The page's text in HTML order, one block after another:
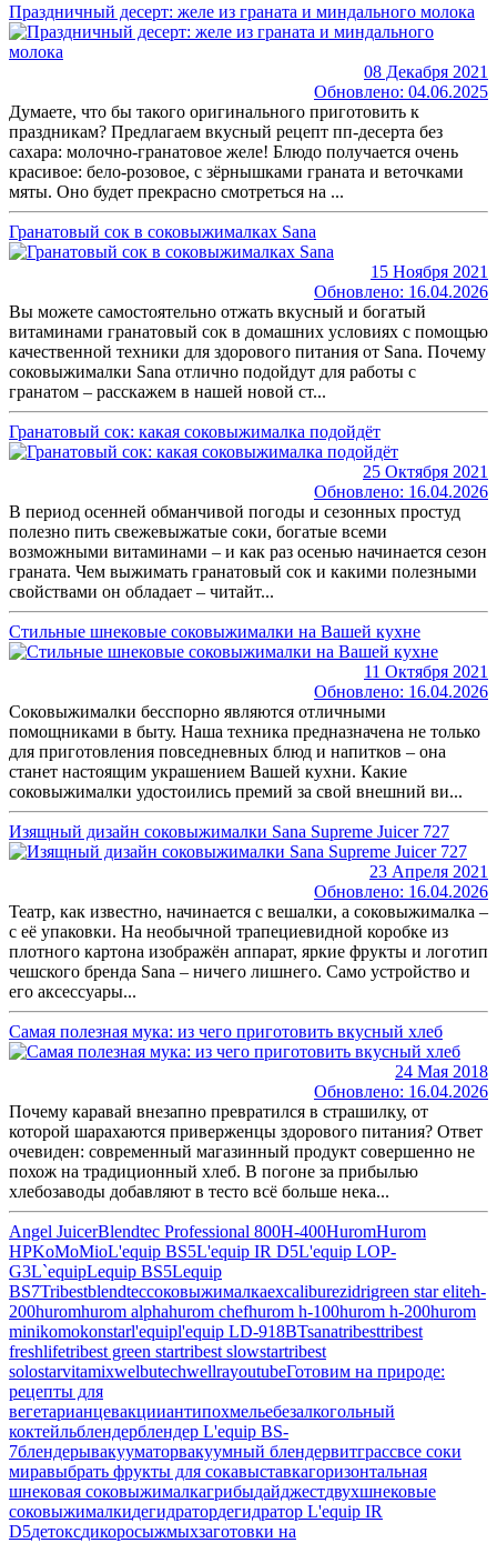
Праздничный десерт: желе из граната и миндального молока
08 Декабря 2021
Обновлено: 04.06.2025
Думаете, что бы такого оригинального приготовить к
праздникам? Предлагаем вкусный рецепт пп-десерта без
сахара: молочно-гранатовое желе! Блюдо получается очень
красивое: бело-розовое, с зёрнышками граната и веточками
мяты. Оно будет прекрасно смотреться на ...
Гранатовый сок в соковыжималках Sana
15 Ноября 2021
Обновлено: 16.04.2026
Вы можете самостоятельно отжать вкусный и богатый
витаминами гранатовый сок в домашних условиях с помощью
качественной техники для здорового питания от Sana. Почему
соковыжималки Sana отлично подойдут для работы с
гранатом – расскажем в нашей новой ст...
Гранатовый сок: какая соковыжималка подойдёт
25 Октября 2021
Обновлено: 16.04.2026
В период осенней обманчивой погоды и сезонных простуд
полезно пить свежевыжатые соки, богатые всеми
возможными витаминами – и как раз осенью начинается сезон
граната. Чем выжимать гранатовый сок и какими полезными
свойствами он обладает – читайт...
Стильные шнековые соковыжималки на Вашей кухне
11 Октября 2021
Обновлено: 16.04.2026
Соковыжималки бесспорно являются отличными
помощниками в быту. Наша техника предназначена не только
для приготовления повседневных блюд и напитков – она
станет настоящим украшением Вашей кухни. Какие
соковыжималки удостоились премий за свой внешний ви...
Изящный дизайн соковыжималки Sana Supreme Juicer 727
23 Апреля 2021
Обновлено: 16.04.2026
Театр, как известно, начинается с вешалки, а соковыжималка –
с её упаковки. На необычной трапециевидной коробке из
плотного картона изображён аппарат, яркие фрукты и логотип
чешского бренда Sana – ничего лишнего. Само устройство и
его аксессуары...
Самая полезная мука: из чего приготовить вкусный хлеб
24 Мая 2018
Обновлено: 16.04.2026
Почему каравай внезапно превратился в страшилку, от
которой шарахаются приверженцы здорового питания? Ответ
очевиден: современный магазинный продукт совершенно не
похож на традиционный хлеб. В погоне за прибылью
хлебозаводы добавляют в тесто всё больше нека...
Angel JuicerBlendtec Professional 800H-400HuromHurom
HPKoMoMioL'equip BS5L'equip IR D5L'equip LOP-
G3L`equipLequip BS5Lequip
BS7Tribestblendteccоковыжималкаexcaliburezidrigreen star eliteh-
200huromhurom alphahurom chefhurom h-100hurom h-200hurom
minikomokonstarl'equipl'equip LD-918BTsanatribesttribest
freshlifetribest green startribest slowstartribest
solostarvitamixwelbutechwellrayoutubeГотовим на природе:
рецепты для
вегетарианцевакцииантипохмельебезалкогольный
коктейльблендерблендер L'equip BS-
7блендерывакууматорвакуумный блендервитграссвсе соки
миравыбрать фрукты для сокавыставкагоризонтальная
шнековая соковыжималкагрибыдайджестдвухшнековые
соковыжималкидегидратордегидратор L'equip IR
D5детоксдикоросыжмыхзаготовки на